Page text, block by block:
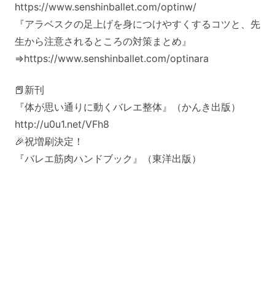
https://www.senshinballet.com/optinw/
『アラベスクの足上げを身につけやすくするコツと、先
生から注意されるところの対策まとめ』
⇒https://www.senshinballet.com/optinara
📕新刊
『体が思い通りに動くバレエ整体』（かんき出版）
http://u0u1.net/VFh8
🎉祝増刷決定！
『バレエ筋肉ハンドブック』（東洋出版）